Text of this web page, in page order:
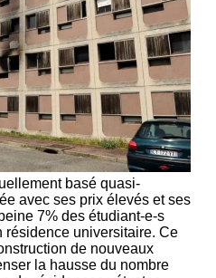
basé quasi-
avec ses prix élevés et ses
7% des étudiant-e-s
résidence universitaire. Ce
de nouveaux
la hausse du nombre